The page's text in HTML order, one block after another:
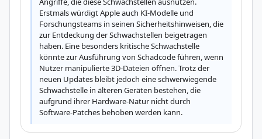
Erstmals würdigt Apple auch KI-Modelle und
Forschungsteams in seinen Sicherheitshinweisen, die
zur Entdeckung der Schwachstellen beigetragen
haben. Eine besonders kritische Schwachstelle
könnte zur Ausführung von Schadcode führen, wenn
Nutzer manipulierte 3D-Dateien öffnen. Trotz der
neuen Updates bleibt jedoch eine schwerwiegende
Schwachstelle in älteren Geräten bestehen, die
aufgrund ihrer Hardware-Natur nicht durch
Software-Patches behoben werden kann.